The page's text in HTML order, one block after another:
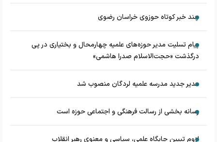
چند خبر کوتاه حوزوی خراسان رضوی
پیام تسلیت مدیر حوزه‌های علمیه چهارمحال و بختیاری در پی
درگذشت «حجت‌الاسلام صدرا هاشمی»
مدیر جدید مدرسه علمیه لردگان منصوب شد
رسانه بخشی از رسالت فرهنگی و اجتماعی حوزه است
لزوم تبیین جایگاه علمی، سیاسی و معنوی رهبر انقلاب